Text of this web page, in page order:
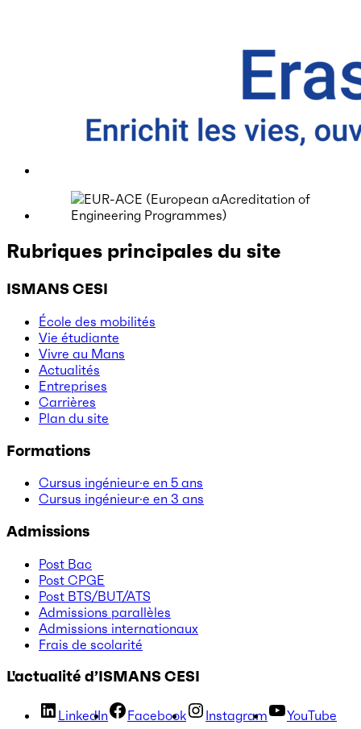
Rubriques principales du site
ISMANS CESI
École des mobilités
Vie étudiante
Vivre au Mans
Actualités
Entreprises
Carrières
Plan du site
Formations
Cursus ingénieur·e en 5 ans
Cursus ingénieur·e en 3 ans
Admissions
Post Bac
Post CPGE
Post BTS/BUT/ATS
Admissions parallèles
Admissions internationaux
Frais de scolarité
L'actualité d’ISMANS CESI
LinkedIn Facebook Instagram YouTube